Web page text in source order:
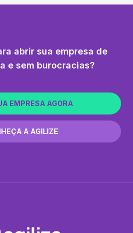
abrir sua empresa de
e sem burocracias?
EMPRESA AGORA
A AGILIZE